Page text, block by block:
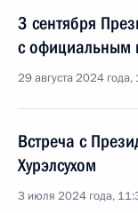
3 сентября
с официальным
29 августа 2024
Встреча с
Хурэлсухом
3 июля 2024 года,